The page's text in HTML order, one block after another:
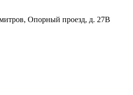
Опорный проезд, д. 27В